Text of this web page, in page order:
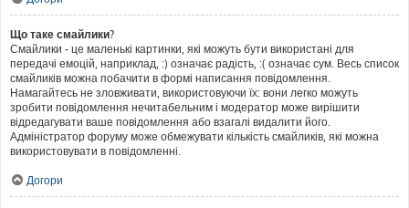
Що таке смайлики?
Смайлики - це маленькі картинки, які можуть бути використані для
передачі емоцій, наприклад, :) означає радість, :( означає сум. Весь список
смайликів можна побачити в формі написання повідомлення.
Намагайтесь не зловживати, використовуючи їх: вони легко можуть
зробити повідомлення нечитабельним і модератор може вирішити
відредагувати ваше повідомлення або взагалі видалити його.
Адміністратор форуму може обмежувати кількість смайликів, які можна
використовувати в повідомленні.
Догори